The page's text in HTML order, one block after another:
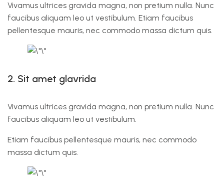
Vivamus ultrices gravida magna, non pretium nulla. Nunc
faucibus aliquam leo ut vestibulum. Etiam faucibus
pellentesque mauris, nec commodo massa dictum quis.
2. Sit amet glavrida
Vivamus ultrices gravida magna, non pretium nulla. Nunc
faucibus aliquam leo ut vestibulum.
Etiam faucibus pellentesque mauris, nec commodo
massa dictum quis.